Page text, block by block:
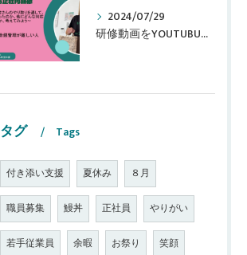
2024/07/29
研修動画をYOUTUBUに追加しました！
タグ Tags
付き添い支援 夏休み ８月
職員募集 鰻丼 正社員 やりがい
若手従業員 余暇 お祭り 笑顔